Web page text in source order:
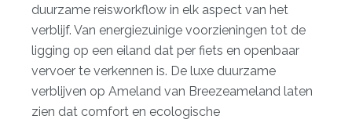
duurzame reisworkflow in elk aspect van het
verblijf. Van energiezuinige voorzieningen tot de
ligging op een eiland dat per fiets en openbaar
vervoer te verkennen is. De luxe duurzame
verblijven op Ameland van Breezeameland laten
zien dat comfort en ecologische